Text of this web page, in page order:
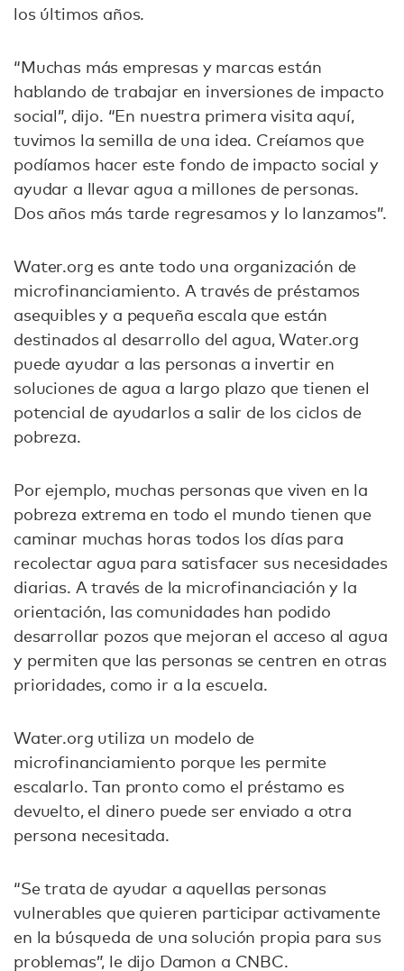
los últimos años.
“Muchas más empresas y marcas están
hablando de trabajar en inversiones de impacto
social”, dijo. “En nuestra primera visita aquí,
tuvimos la semilla de una idea. Creíamos que
podíamos hacer este fondo de impacto social y
ayudar a llevar agua a millones de personas.
Dos años más tarde regresamos y lo lanzamos”.
Water.org es ante todo una organización de
microfinanciamiento. A través de préstamos
asequibles y a pequeña escala que están
destinados al desarrollo del agua, Water.org
puede ayudar a las personas a invertir en
soluciones de agua a largo plazo que tienen el
potencial de ayudarlos a salir de los ciclos de
pobreza.
Por ejemplo, muchas personas que viven en la
pobreza extrema en todo el mundo tienen que
caminar muchas horas todos los días para
recolectar agua para satisfacer sus necesidades
diarias. A través de la microfinanciación y la
orientación, las comunidades han podido
desarrollar pozos que mejoran el acceso al agua
y permiten que las personas se centren en otras
prioridades, como ir a la escuela.
Water.org utiliza un modelo de
microfinanciamiento porque les permite
escalarlo. Tan pronto como el préstamo es
devuelto, el dinero puede ser enviado a otra
persona necesitada.
“Se trata de ayudar a aquellas personas
vulnerables que quieren participar activamente
en la búsqueda de una solución propia para sus
problemas”, le dijo Damon a CNBC.